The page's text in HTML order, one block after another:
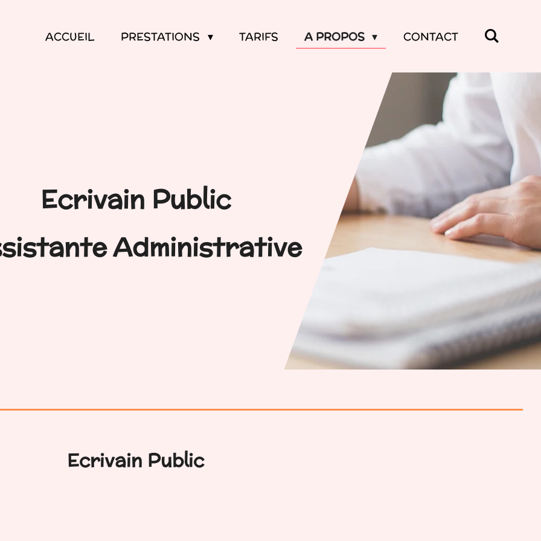
ACCUEIL PRESTATIONS TARIFS A PROPOS CONTACT
Ecrivain Public
Administrative
Ecrivain Public